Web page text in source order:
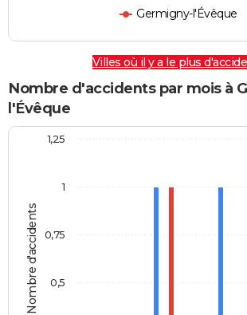
Germigny-l'Évêque
Villes où il y a le plus
Nombre d'accidents par mois à
l'Évêque
Nombre d'accidents
1
0,5
0,75
1,25